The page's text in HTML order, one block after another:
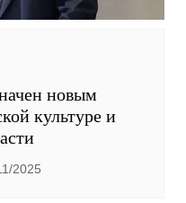
новым
культуре и
2025